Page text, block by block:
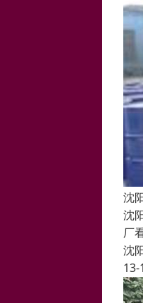
沈
沈
厂
沈
13-